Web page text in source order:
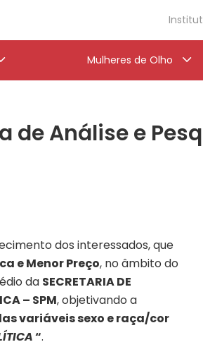
Mulheres de Olho
de Análise e
dos interessados, que
e Menor Preço, no âmbito do
da SECRETARIA DE
– SPM, objetivando a
variáveis sexo e raça/cor
“.